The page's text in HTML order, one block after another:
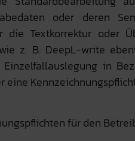
oder deren
Textkorrektur oder
z. B. DeepL-write
in
eine
für den